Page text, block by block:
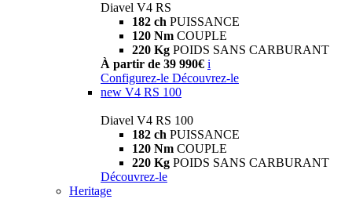
Diavel V4 RS
182 ch PUISSANCE
120 Nm COUPLE
220 Kg POIDS SANS CARBURANT
À partir de 39 990€ i
Configurez-le Découvrez-le
new V4 RS 100
Diavel V4 RS 100
182 ch PUISSANCE
120 Nm COUPLE
220 Kg POIDS SANS CARBURANT
Découvrez-le
Heritage